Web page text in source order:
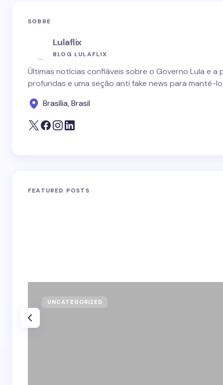
SOBRE
Lulaflix
BLOG LULAFLIX
Últimas notícias confiáveis sobre o Governo Lula e
profundas e uma seção anti fake news para mantê-
Brasília, Brasil
FEATURED POSTS
UNCATEGORIZED